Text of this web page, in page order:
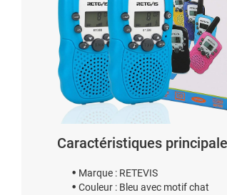
Caractéristiques
Marque : RETEVIS
Couleur : Bleu avec motif chat